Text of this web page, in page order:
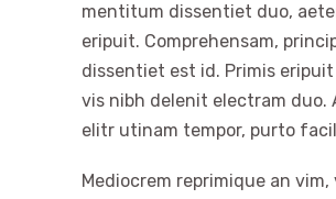
mentitum dissentiet duo,
eripuit. Comprehensam,
dissentiet est id. Primis eripuit
vis nibh delenit electram duo.
elitr utinam tempor, purto
Mediocrem reprimique an vim,